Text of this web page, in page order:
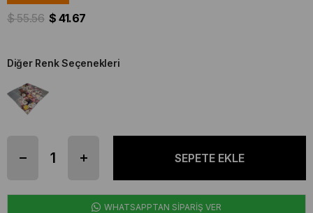
$ 55.56 $ 41.67
Diğer Renk Seçenekleri
WHATSAPPTAN SİPARİŞ VER